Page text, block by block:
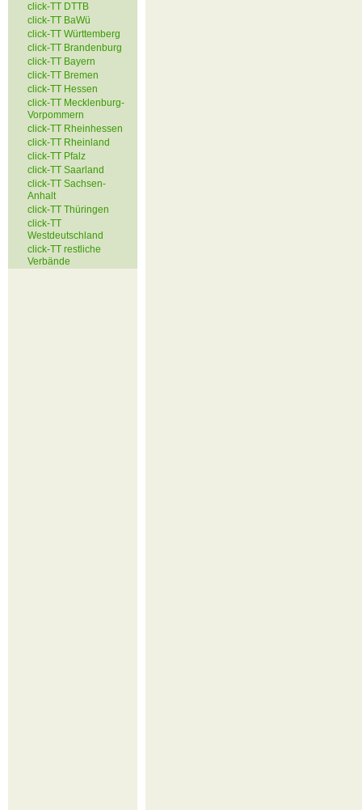
click-TT DTTB
click-TT BaWü
click-TT Württemberg
click-TT Brandenburg
click-TT Bayern
click-TT Bremen
click-TT Hessen
click-TT Mecklenburg-
Vorpommern
click-TT Rheinhessen
click-TT Rheinland
click-TT Pfalz
click-TT Saarland
click-TT Sachsen-
Anhalt
click-TT Thüringen
click-TT
Westdeutschland
click-TT restliche
Verbände